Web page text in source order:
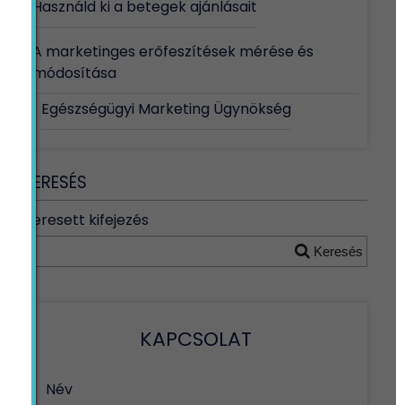
Használd ki a betegek ajánlásait
A marketinges erőfeszítések mérése és
módosítása
Egészségügyi Marketing Ügynökség
KERESÉS
Keresett kifejezés
Keresés
KAPCSOLAT
Név